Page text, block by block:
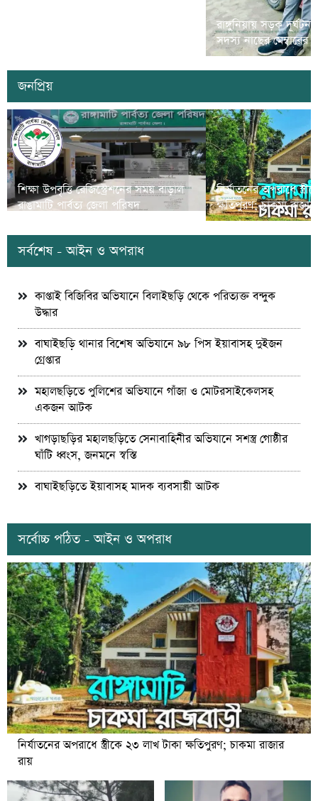
রাঙ্গুনিয়ায় সড়ক
সদস্য নাছের মেম্বারের
জনপ্রিয়
শিক্ষা উপবৃত্তি রেজিস্ট্রেশনের সময় বাড়াল
রাঙামাটি পার্বত্য জেলা পরিষদ
নির্যাতনের অপরাধে
ক্ষতিপুরণ; চাকমা
সর্বশেষ - আইন ও অপরাধ
কাপ্তাই বিজিবির অভিযানে বিলাইছড়ি থেকে পরিত্যক্ত বন্দুক
উদ্ধার
বাঘাইছড়ি থানার বিশেষ অভিযানে ৯৮ পিস ইয়াবাসহ দুইজন
গ্রেপ্তার
মহালছড়িতে পুলিশের অভিযানে গাঁজা ও মোটরসাইকেলসহ
একজন আটক
খাগড়াছড়ির মহালছড়িতে সেনাবাহিনীর অভিযানে সশস্ত্র গোষ্ঠীর
ঘাঁটি ধ্বংস, জনমনে স্বস্তি
বাঘাইছড়িতে ইয়াবাসহ মাদক ব্যবসায়ী আটক
সর্বোচ্চ পঠিত - আইন ও অপরাধ
নির্যাতনের অপরাধে স্ত্রীকে ২৩ লাখ টাকা ক্ষতিপুরণ; চাকমা রাজার
রায়